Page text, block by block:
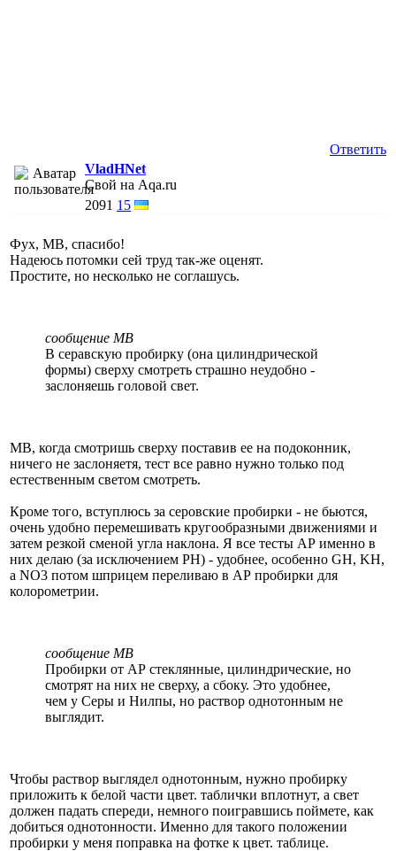
Ответить
VladHNet
Свой на Aqa.ru
2091 15
Фух, МВ, спасибо!
Надеюсь потомки сей труд так-же оценят.
Простите, но несколько не соглашусь.
сообщение МВ
В серавскую пробирку (она цилиндрической
формы) сверху смотреть страшно неудобно -
заслоняешь головой свет.
МВ, когда смотришь сверху поставив ее на подоконник,
ничего не заслоняетя, тест все равно нужно только под
естественным светом смотреть.
Кроме того, вступлюсь за серовские пробирки - не бьются,
очень удобно перемешивать кругообразными движениями и
затем резкой сменой угла наклона. Я все тесты АР именно в
них делаю (за исключением РН) - удобнее, особенно GH, KH,
а NO3 потом шприцем переливаю в АР пробирки для
колорометрии.
сообщение МВ
Пробирки от АР стеклянные, цилиндрические, но
смотрят на них не сверху, а сбоку. Это удобнее,
чем у Серы и Нилпы, но раствор однотонным не
выглядит.
Чтобы раствор выглядел однотонным, нужно пробирку
приложить к белой части цвет. таблички вплотнут, а свет
должен падать спереди, немного поигравшись поймете, как
добиться однотонности. Именно для такого положении
пробирки у меня поправка на фотке к цвет. таблице.